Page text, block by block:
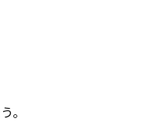
。